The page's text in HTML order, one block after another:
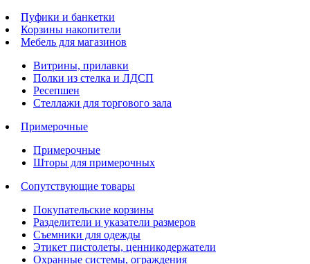
Пуфики и банкетки
Корзины накопители
Мебель для магазинов
Витрины, прилавки
Полки из стелка и ЛДСП
Ресепшен
Стеллажи для торгового зала
Примерочные
Примерочные
Шторы для примерочных
Сопутствующие товары
Покупательские корзины
Разделители и указатели размеров
Съемники для одежды
Этикет пистолеты, ценникодержатели
Охранные системы, ограждения